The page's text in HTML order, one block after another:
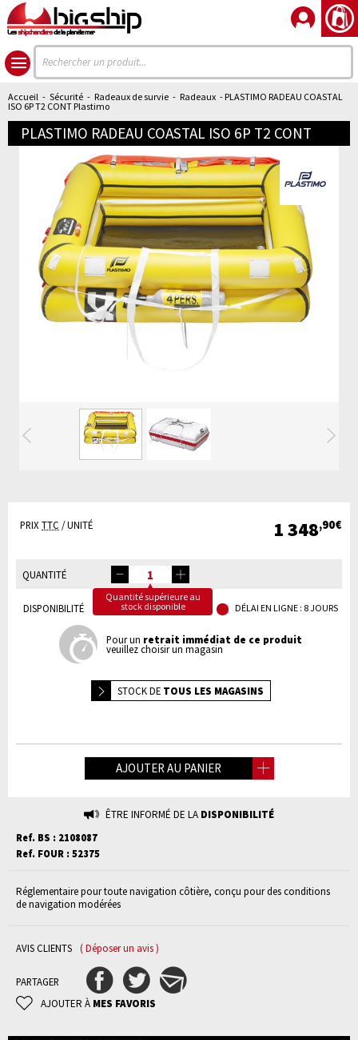
Lesshipchandlersde la planète mer
Accueil - Sécurité - Radeaux de survie - Radeaux - PLASTIMO RADEAU COASTAL
ISO 6P T2 CONT Plastimo
PLASTIMO RADEAU COASTAL ISO 6P T2 CONT
Précédente
PRIXTTC / UNITÉ 1 348,90€
QUANTITÉ
Quantité supérieure au
stock disponible
DISPONIBILITÉ DÉLAI EN LIGNE : 8 JOURS
Pour un retrait immédiat de ce produit
veuillez choisir un magasin
STOCK DE TOUS LES MAGASINS
AJOUTER AU PANIER
ÊTRE INFORMÉ DE LA DISPONIBILITÉ
Ref. BS : 2108087
Ref. FOUR : 52375
Réglementaire pour toute navigation côtière, conçu pour des conditions
de navigation modérées
AVIS CLIENTS ( Déposer un avis )
PARTAGER
AJOUTER À MES FAVORIS